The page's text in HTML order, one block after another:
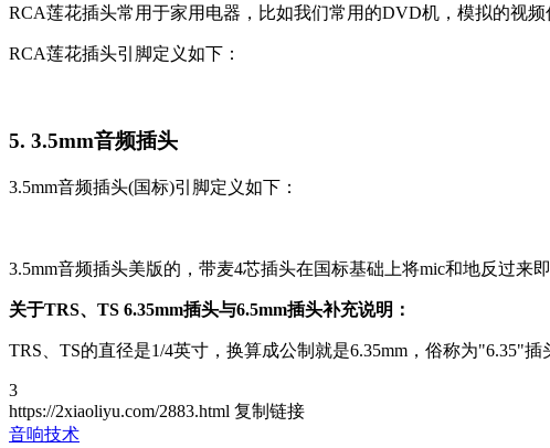
RCA莲花插头常用于家用电器，比如我们常用的DVD机，模拟的视
RCA莲花插头引脚定义如下：
5. 3.5mm音频插头
3.5mm音频插头(国标)引脚定义如下：
3.5mm音频插头美版的，带麦4芯插头在国标基础上将mic和地反过来即
关于TRS、TS 6.35mm插头与6.5mm插头补充说明：
TRS、TS的直径是1/4英寸，换算成公制就是6.35mm，俗称为"6.35"
3
https://2xiaoliyu.com/2883.html 复制链接
音响技术